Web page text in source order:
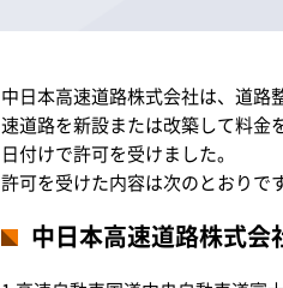
中日本高速道路株式会社は、道路
速道路を新設または改築して料金
日付けで許可を受けました。
許可を受けた内容は次のとおりで
中日本高速道路株式会